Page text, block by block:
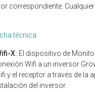
correspondiente.
técnica
X: El dispositivo de
Wifi a un inversor
y el receptor a través de la
del inversor.